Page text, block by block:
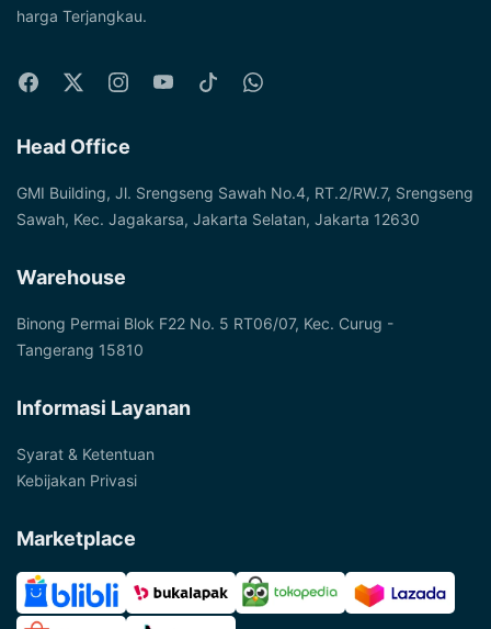
harga Terjangkau.
Head Office
GMI Building, Jl. Srengseng Sawah No.4, RT.2/RW.7, Srengseng
Sawah, Kec. Jagakarsa, Jakarta Selatan, Jakarta 12630
Warehouse
Binong Permai Blok F22 No. 5 RT06/07, Kec. Curug -
Tangerang 15810
Informasi Layanan
Syarat & Ketentuan
Kebijakan Privasi
Marketplace